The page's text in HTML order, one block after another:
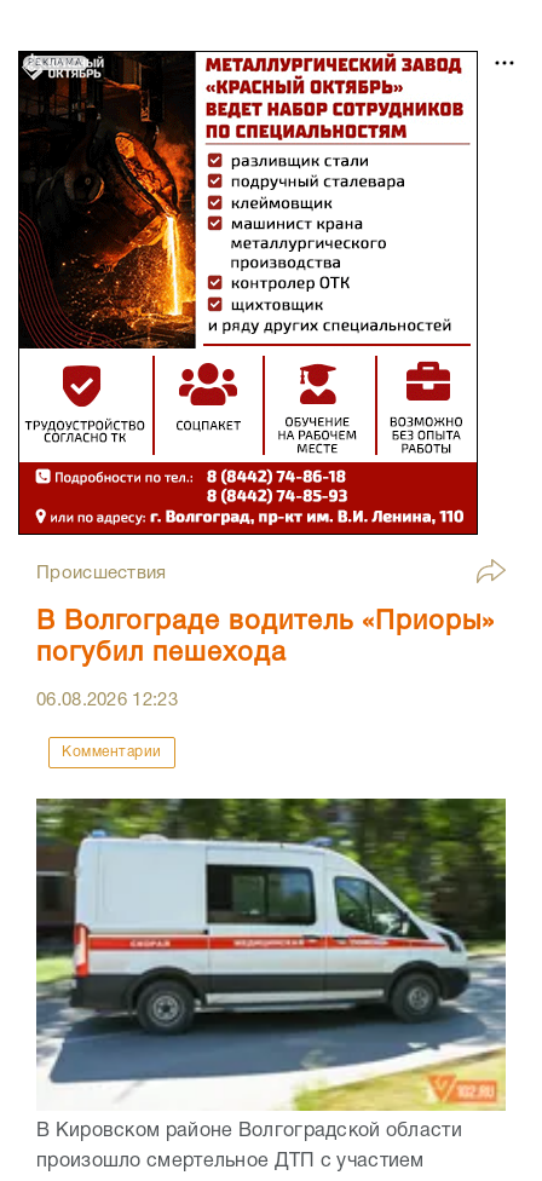
РЕКЛАМА
Происшествия
В Волгограде водитель «Приоры»
погубил пешехода
06.08.2026 12:23
Комментарии
В Кировском районе Волгоградской области
произошло смертельное ДТП с участием